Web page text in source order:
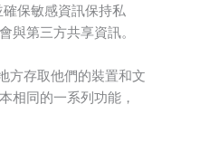
保敏感資訊保持私
與第三方共享資訊。
方存取他們的裝置和文
相同的一系列功能，